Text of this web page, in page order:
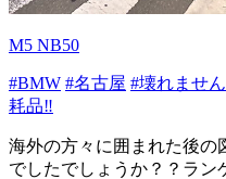
M5 NB50
#BMW #名古屋 #壊れませ
耗品‼️
海外の方々に囲まれた後の
でしたでしょうか？？ラン